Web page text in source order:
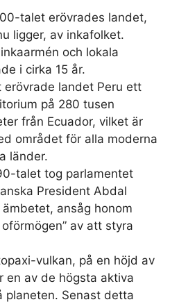
talet erövrades landet,
ligger, av inkafolket.
och lokala
i cirka 15 år.
erövrade landet Peru ett
på 280 tusen
från Ecuador, vilket är
området för alla moderna
länder.
talet tog parlamentet
President Abdal
ansåg honom
av att styra
vulkan, på en höjd av
en av de högsta aktiva
planeten. Senast detta